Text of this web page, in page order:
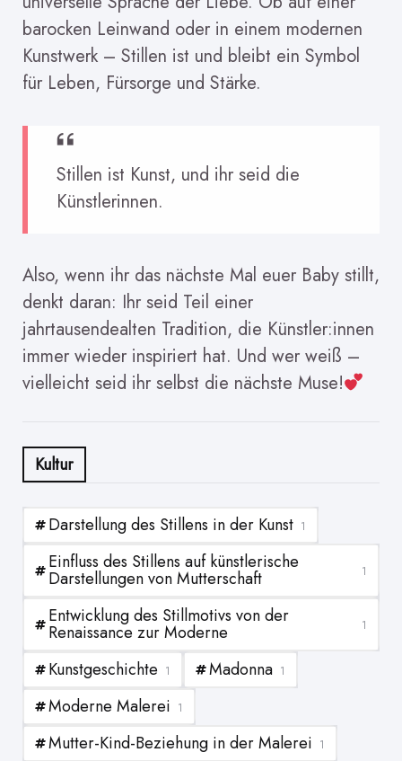
barocken Leinwand oder in einem modernen
Kunstwerk – Stillen ist und bleibt ein Symbol
für Leben, Fürsorge und Stärke.
Stillen ist Kunst, und ihr seid die
Künstlerinnen.
Also, wenn ihr das nächste Mal euer Baby stillt,
denkt daran: Ihr seid Teil einer
jahrtausendealten Tradition, die Künstler:innen
immer wieder inspiriert hat. Und wer weiß –
vielleicht seid ihr selbst die nächste Muse!
Kultur
Darstellung des Stillens in der Kunst 1
Einfluss des Stillens auf künstlerische
Darstellungen von Mutterschaft 1
Entwicklung des Stillmotivs von der
Renaissance zur Moderne 1
Kunstgeschichte 1 Madonna 1
Moderne Malerei 1
Mutter-Kind-Beziehung in der Malerei 1